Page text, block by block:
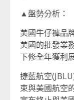
▲盤勢分析：
美國牛仔褲品
美國的批發業
下修全年獲利
捷藍航空
束與美國航空